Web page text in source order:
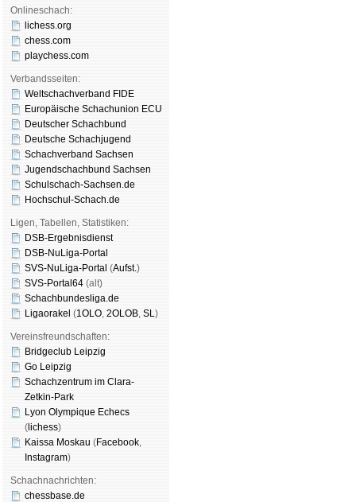
Onlineschach:
lichess.org
chess.com
playchess.com
Verbandsseiten:
Weltschachverband FIDE
Europäische Schachunion ECU
Deutscher Schachbund
Deutsche Schachjugend
Schachverband Sachsen
Jugendschachbund Sachsen
Schulschach-Sachsen.de
Hochschul-Schach.de
Ligen, Tabellen, Statistiken:
DSB-Ergebnisdienst
DSB-NuLiga-Portal
SVS-NuLiga-Portal (Aufst.)
SVS-Portal64 (alt)
Schachbundesliga.de
Ligaorakel (1OLO, 2OLOB, SL)
Vereinsfreundschaften:
Bridgeclub Leipzig
Go Leipzig
Schachzentrum im Clara-
Zetkin-Park
Lyon Olympique Echecs
( lichess)
Kaissa Moskau (Face­book,
Insta­gram)
Schachnachrichten:
chessbase.de